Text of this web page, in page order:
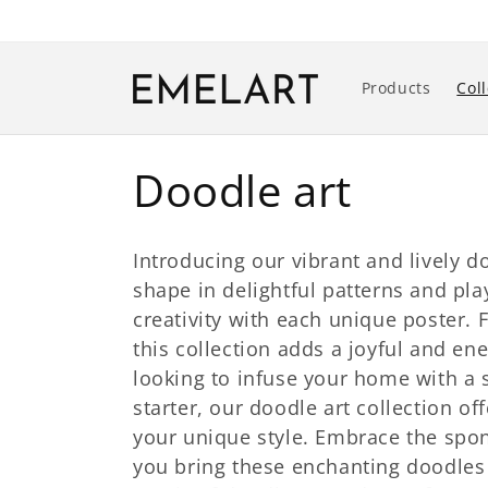
Products
K
o
l
l
e
k
Doodle art
Introducing our vibrant and lively
shape in delightful patterns and
creativity with each unique poster.
this collection adds a joyful and
looking to infuse your home with a
starter, our doodle art collection
your unique style. Embrace the
you bring these enchanting